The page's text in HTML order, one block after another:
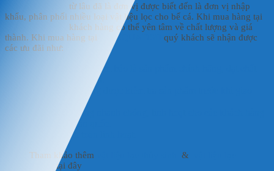
từ lâu đã là đơn vị được biết đến là đơn vị nhập
khẩu, phân phối nhiều loại vật liệu lọc cho bể cá. Khi mua hàng tại
khách hàng có thể yên tâm về chất lượng và giá
thành. Khi mua hàng tại
HD AQUAFISH
quý khách sẽ nhận được
các ưu đãi như:
Sản phẩm đảm bảo là sản phẩm chính hãng, đạt chất
lượng chuẩn.
Khách hàng được kiểm tra sản phẩm trước khi giao
Giao hàng nhanh chóng, linh hoạt cho các khách hàng
trên toàn quốc.
Thanh toán linh hoạt.
Tham khảo thêm &
tại đây